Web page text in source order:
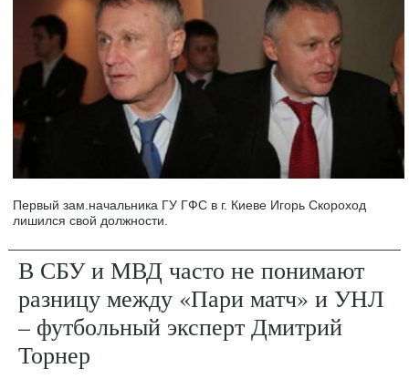
Первый зам.начальника ГУ ГФС в г. Киеве Игорь Скороход
лишился свой должности.
В СБУ и МВД часто не понимают
разницу между «Пари матч» и УНЛ
– футбольный эксперт Дмитрий
Торнер